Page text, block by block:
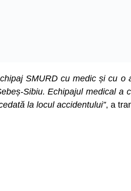
SMURD cu medic și cu o
Sibiu. Echipajul medical a
la locul accidentului”, a